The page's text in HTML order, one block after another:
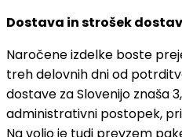
Dostava in strošek
Naročene izdelke boste
treh delovnih dni od
dostave za Slovenijo znaša
administrativni postopek,
Na voljo je tudi prevzem